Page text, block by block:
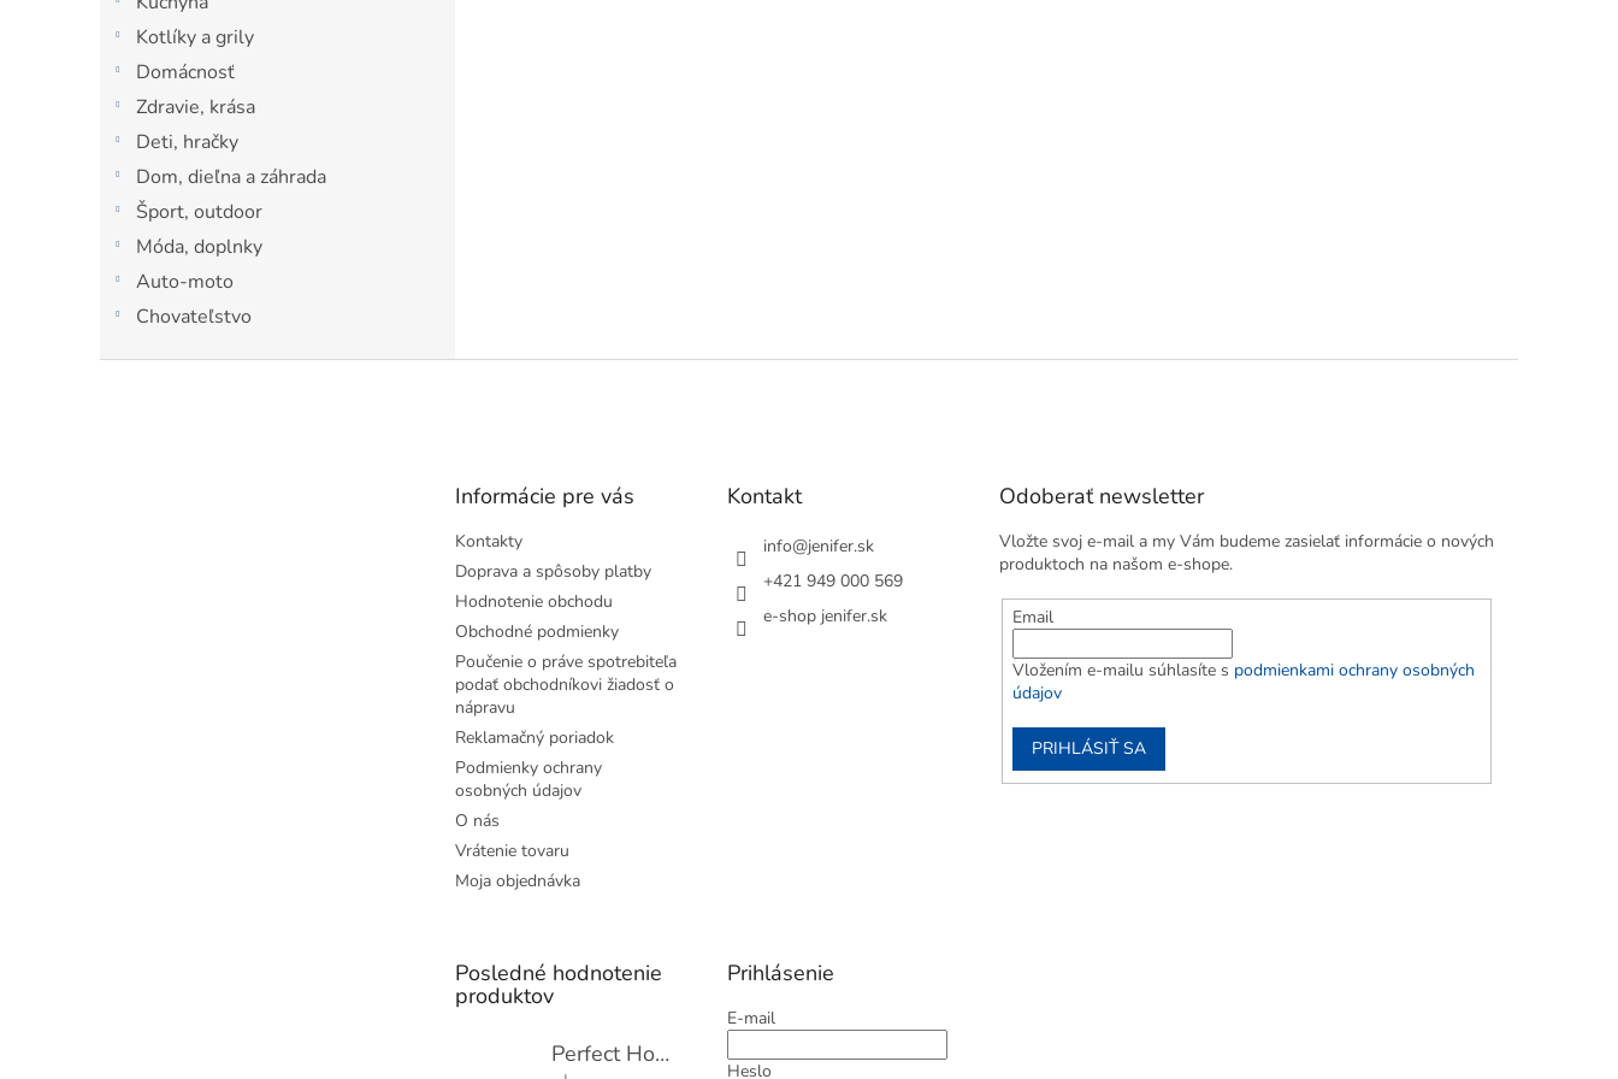
Kotlíky a grily
Domácnosť
Zdravie, krása
Deti, hračky
Dom, dieľna a záhrada
Šport, outdoor
Móda, doplnky
Auto-moto
Chovateľstvo
Informácie pre vás
Kontakty
Doprava a spôsoby platby
Hodnotenie obchodu
Obchodné podmienky
Poučenie o práve spotrebiteľa
podať obchodníkovi žiadosť o
nápravu
Reklamačný poriadok
Podmienky ochrany
osobných údajov
O nás
Vrátenie tovaru
Moja objednávka
Kontakt
info@jenifer.sk
+421 949 000 569
e-shop jenifer.sk
Odoberať newsletter
Vložte svoj e-mail a my Vám budeme zasielať informácie o nových
produktoch na našom e-shope.
Email
Vložením e-mailu súhlasíte s podmienkami ochrany osobných
údajov
PRIHLÁSIŤ SA
Posledné hodnotenie
produktov
Perfect Home Tĺčik na mäso so sekáčikom, 56893
Prihlásenie
E-mail
Heslo